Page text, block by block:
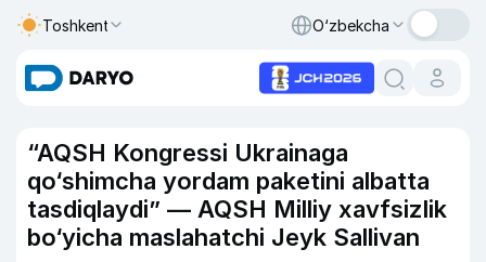
Toshkent O‘zbekcha
“AQSH Kongressi Ukrainaga
qo‘shimcha yordam paketini albatta
tasdiqlaydi” — AQSH Milliy xavfsizlik
bo‘yicha maslahatchi Jeyk Sallivan